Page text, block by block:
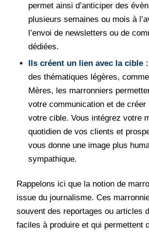
permet ainsi d’anticiper des
plusieurs semaines ou mois à
l’envoi de newsletters ou de
dédiées.
Ils créent un lien avec la cible :
des thématiques légères,
Mères, les marronniers
votre communication et de créer
votre cible. Vous intégrez votre
quotidien de vos clients et
vous donne une image plus
sympathique.
Rappelons ici que la notion de
issue du journalisme. Ces
souvent des reportages ou articles
faciles à produire et qui permettent